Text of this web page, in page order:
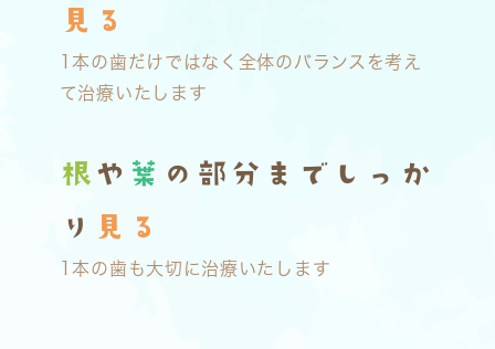
見る
1本の歯だけではなく全体のバランスを考え
て治療いたします
根 や 葉 の部分までしっか
り 見る
1本の歯も大切に治療いたします